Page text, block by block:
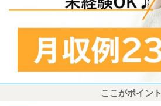
ここがポイント